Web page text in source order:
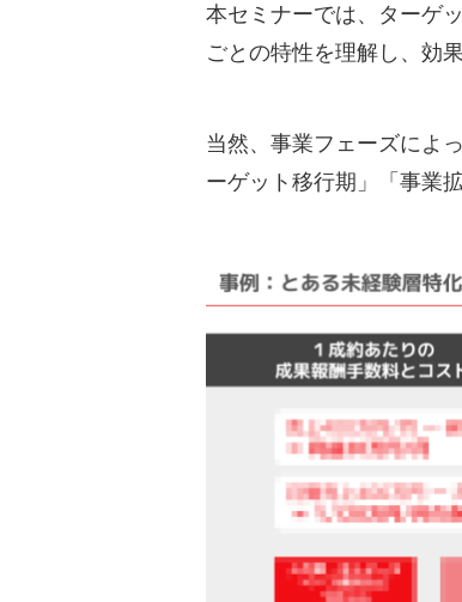
本セミナーでは、ターゲ
ごとの特性を理解し、効
当然、事業フェーズによ
ーゲット移行期」「事業